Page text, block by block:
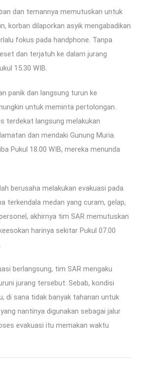
dan temannya memutuskan untuk
korban dilaporkan asyik mengabadikan
fokus pada handphone. Tanpa
dan terjatuh ke dalam jurang
15.30 WIB.
panik dan langsung turun ke
untuk meminta pertolongan.
terdekat langsung melakukan
dan mendaki Gunung Muria.
Pukul 18.00 WIB, mereka menunda
berusaha melakukan evakuasi pada
terkendala medan yang curam, gelap,
akhirnya tim SAR memutuskan
harinya sekitar Pukul 07.00
berlangsung, tim SAR mengaku
jurang tersebut. Sebab, kondisi
di sana tidak banyak tahanan untuk
nantinya digunakan sebagai jalur
evakuasi itu memakan waktu